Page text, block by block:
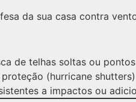
da sua casa contra
de telhas soltas ou
(hurricane
a impactos ou